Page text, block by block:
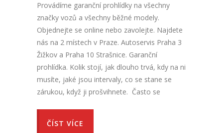
Provádíme garanční prohlídky na všechny
značky vozů a všechny běžné modely.
Objednejte se online nebo zavolejte. Najdete
nás na 2 místech v Praze. Autoservis Praha 3
Žižkov a Praha 10 Strašnice. Garanční
prohlídka. Kolik stojí, jak dlouho trvá, kdy na ni
musíte, jaké jsou intervaly, co se stane se
zárukou, když ji prošvihnete. Často se
ČÍST VÍCE